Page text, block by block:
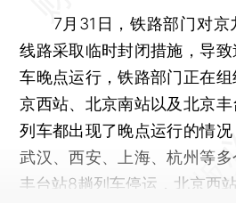
7月31日，铁路部门对京
线路采取临时封闭措施，导
车晚点运行，铁路部门正在
京西站、北京南站以及北京
列车都出现了晚点运行的情况
武汉、西安、上海、杭州等
丰台站8趟列车停运，北京西站